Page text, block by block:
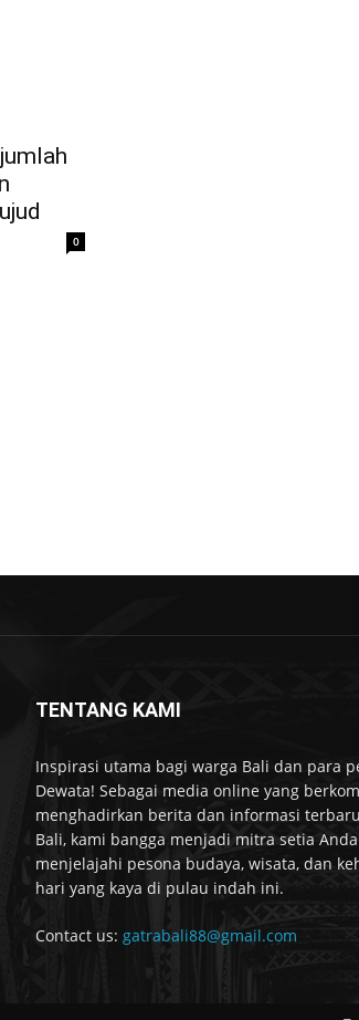
0
TENTANG KAMI
Inspirasi utama bagi warga Bali dan para
Dewata! Sebagai media online yang
menghadirkan berita dan informasi
Bali, kami bangga menjadi mitra setia
menjelajahi pesona budaya, wisata, dan
hari yang kaya di pulau indah ini.
Contact us: gatrabali88@gmail.com